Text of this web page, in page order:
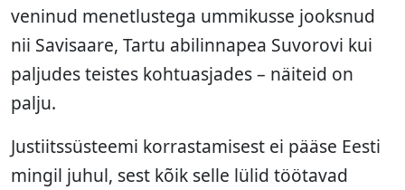
veninud menetlustega ummikusse jooksnud
nii Savisaare, Tartu abilinnapea Suvorovi kui
paljudes teistes kohtuasjades – näiteid on
palju.
Justiitssüsteemi korrastamisest ei pääse Eesti
mingil juhul, sest kõik selle lülid töötavad